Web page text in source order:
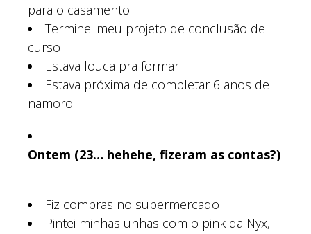
para o casamento
Terminei meu projeto de conclusão de
curso
Estava louca pra formar
Estava próxima de completar 6 anos de
namoro
Ontem (23… hehehe, fizeram as contas?)
Fiz compras no supermercado
Pintei minhas unhas com o pink da Nyx,